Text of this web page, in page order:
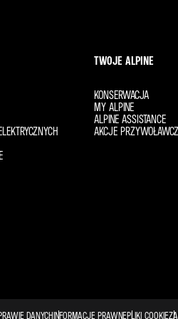
TWOJE ALPINE
KONSERWACJA
MY ALPINE
ALPINE ASSISTANCE
AKCJE
DANYCHINFORMACJE PRAWNEPLIKI COOKIE